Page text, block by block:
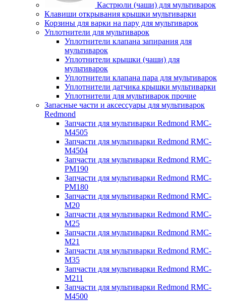
Кастрюли (чаши) для мультиварок
Клавиши открывания крышки мультиварки
Корзины для варки на пару для мультиварок
Уплотнители для мультиварок
Уплотнители клапана запирания для
мультиварок
Уплотнители крышки (чаши) для
мультиварок
Уплотнители клапана пара для мультиварок
Уплотнители датчика крышки мультиварки
Уплотнители для мультиварок прочие
Запасные части и аксессуары для мультиварок
Redmond
Запчасти для мультиварки Redmond RMC-
M4505
Запчасти для мультиварки Redmond RMC-
M4504
Запчасти для мультиварки Redmond RMC-
PM190
Запчасти для мультиварки Redmond RMC-
PM180
Запчасти для мультиварки Redmond RMC-
M20
Запчасти для мультиварки Redmond RMC-
M25
Запчасти для мультиварки Redmond RMC-
M21
Запчасти для мультиварки Redmond RMC-
M35
Запчасти для мультиварки Redmond RMC-
M211
Запчасти для мультиварки Redmond RMC-
M4500